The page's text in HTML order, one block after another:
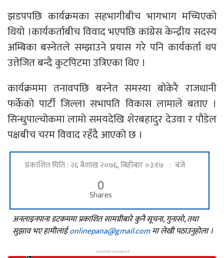
झडपपछि कार्यक्रमका सहभागीबीच भागभाग मच्चिएको
थियो ।कार्यकर्ताबीच विवाद भएपछि कांग्रेस केन्द्रीय सदस्य
अम्बिका बस्नेतले सम्झाउने प्रयास गरे पनि कार्यकर्ता थप
उत्तेजित बन्दै कुटपिटमा उत्रिएका थिए ।
कार्यक्रममा तनावपछि बस्नेत समस्या बोकेरै राजधानी
फर्केको पार्टी जिल्ला सभापति विकास लामाले बताए ।
सिन्धुपाल्चोकमा लामो समयदेखि शेरबहादुर देउवा र पौडेल
पक्षबीच चरम विवाद रहँदै आएको छ ।
प्रकाशित मिति : २६ बैशाख २०७६, बिहीबार ०३:१७ : बजे
0
Shares
अनलाइनपाना डटकममा प्रकाशित सामग्रीबारे कुनै सूचना, गुनासो, तथा
सुझाव भए हामीलाईonlinepana@gmail.comमा लेखी पठाउनुहोला ।